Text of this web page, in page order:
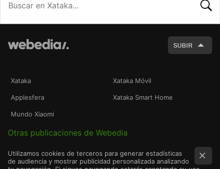
SUBIR
Xataka Xataka Móvil
Applesfera Xataka Smart Home
Mundo Xiaomi
Otras publicaciones de Webedia
Utilizamos cookies de terceros para generar estadísticas
de audiencia y mostrar publicidad personalizada analizando